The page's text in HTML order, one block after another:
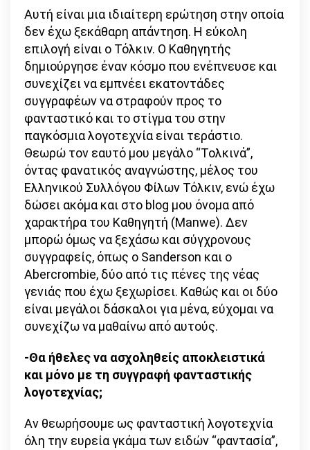
Αυτή είναι μια ιδιαίτερη ερώτηση στην οποία
δεν έχω ξεκάθαρη απάντηση. Η εύκολη
επιλογή είναι ο Τόλκιν. Ο Καθηγητής
δημιούργησε έναν κόσμο που ενέπνευσε και
συνεχίζει να εμπνέει εκατοντάδες
συγγραφέων να στραφούν προς το
φανταστικό και το στίγμα του στην
παγκόσμια λογοτεχνία είναι τεράστιο.
Θεωρώ τον εαυτό μου μεγάλο “Τολκινά”,
όντας φανατικός αναγνώστης, μέλος του
Ελληνικού Συλλόγου Φίλων Τόλκιν, ενώ έχω
δώσει ακόμα και στο blog μου όνομα από
χαρακτήρα του Καθηγητή (Manwe). Δεν
μπορώ όμως να ξεχάσω και σύγχρονους
συγγραφείς, όπως ο Sanderson και ο
Abercrombie, δύο από τις πένες της νέας
γενιάς που έχω ξεχωρίσει. Καθώς και οι δύο
είναι μεγάλοι δάσκαλοι για μένα, εύχομαι να
συνεχίζω να μαθαίνω από αυτούς.
-Θα ήθελες να ασχοληθείς αποκλειστικά
και μόνο με τη συγγραφή φανταστικής
λογοτεχνίας;
Αν θεωρήσουμε ως φανταστική λογοτεχνία
όλη την ευρεία γκάμα των ειδών “φαντασία”,